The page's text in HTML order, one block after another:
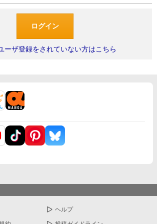
ーザ登録をされていない方はこちら
ヘルプ